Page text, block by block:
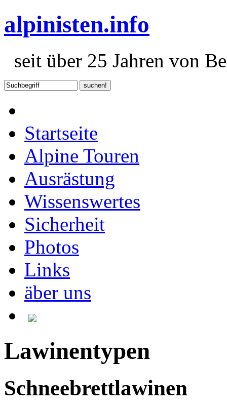
alpinisten.info
seit über 25 Jahren von
Startseite
Alpine Touren
Ausrästung
Wissenswertes
Sicherheit
Photos
Links
äber uns
Lawinentypen
Schneebrettlawinen